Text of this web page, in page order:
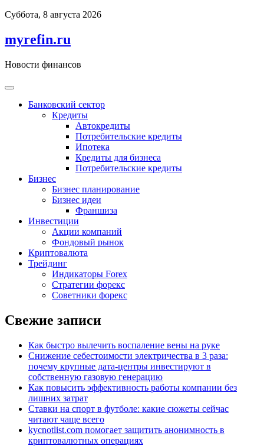
Перейти
содержимому
Суббота, 8 августа 2026
myrefin.ru
Новости финансов
Банковский сектор
Кредиты
Автокредиты
Потребительские кредиты
Ипотека
Кредиты для бизнеса
Потребительские кредиты
Бизнес
Бизнес планирование
Бизнес идеи
Франшиза
Инвестиции
Акции компаний
Фондовый рынок
Криптовалюта
Трейдинг
Индикаторы Forex
Стратегии форекс
Советники форекс
Свежие записи
Как быстро вылечить воспаление вены на руке
Снижение себестоимости электричества в 3 раза:
почему крупные дата-центры инвестируют в
собственную газовую генерацию
Как повысить эффективность работы компании без
лишних затрат
Ставки на спорт в футболе: какие сюжеты сейчас
читают чаще всего
kycnotlist.com помогает защитить анонимность в
криптовалютных операциях